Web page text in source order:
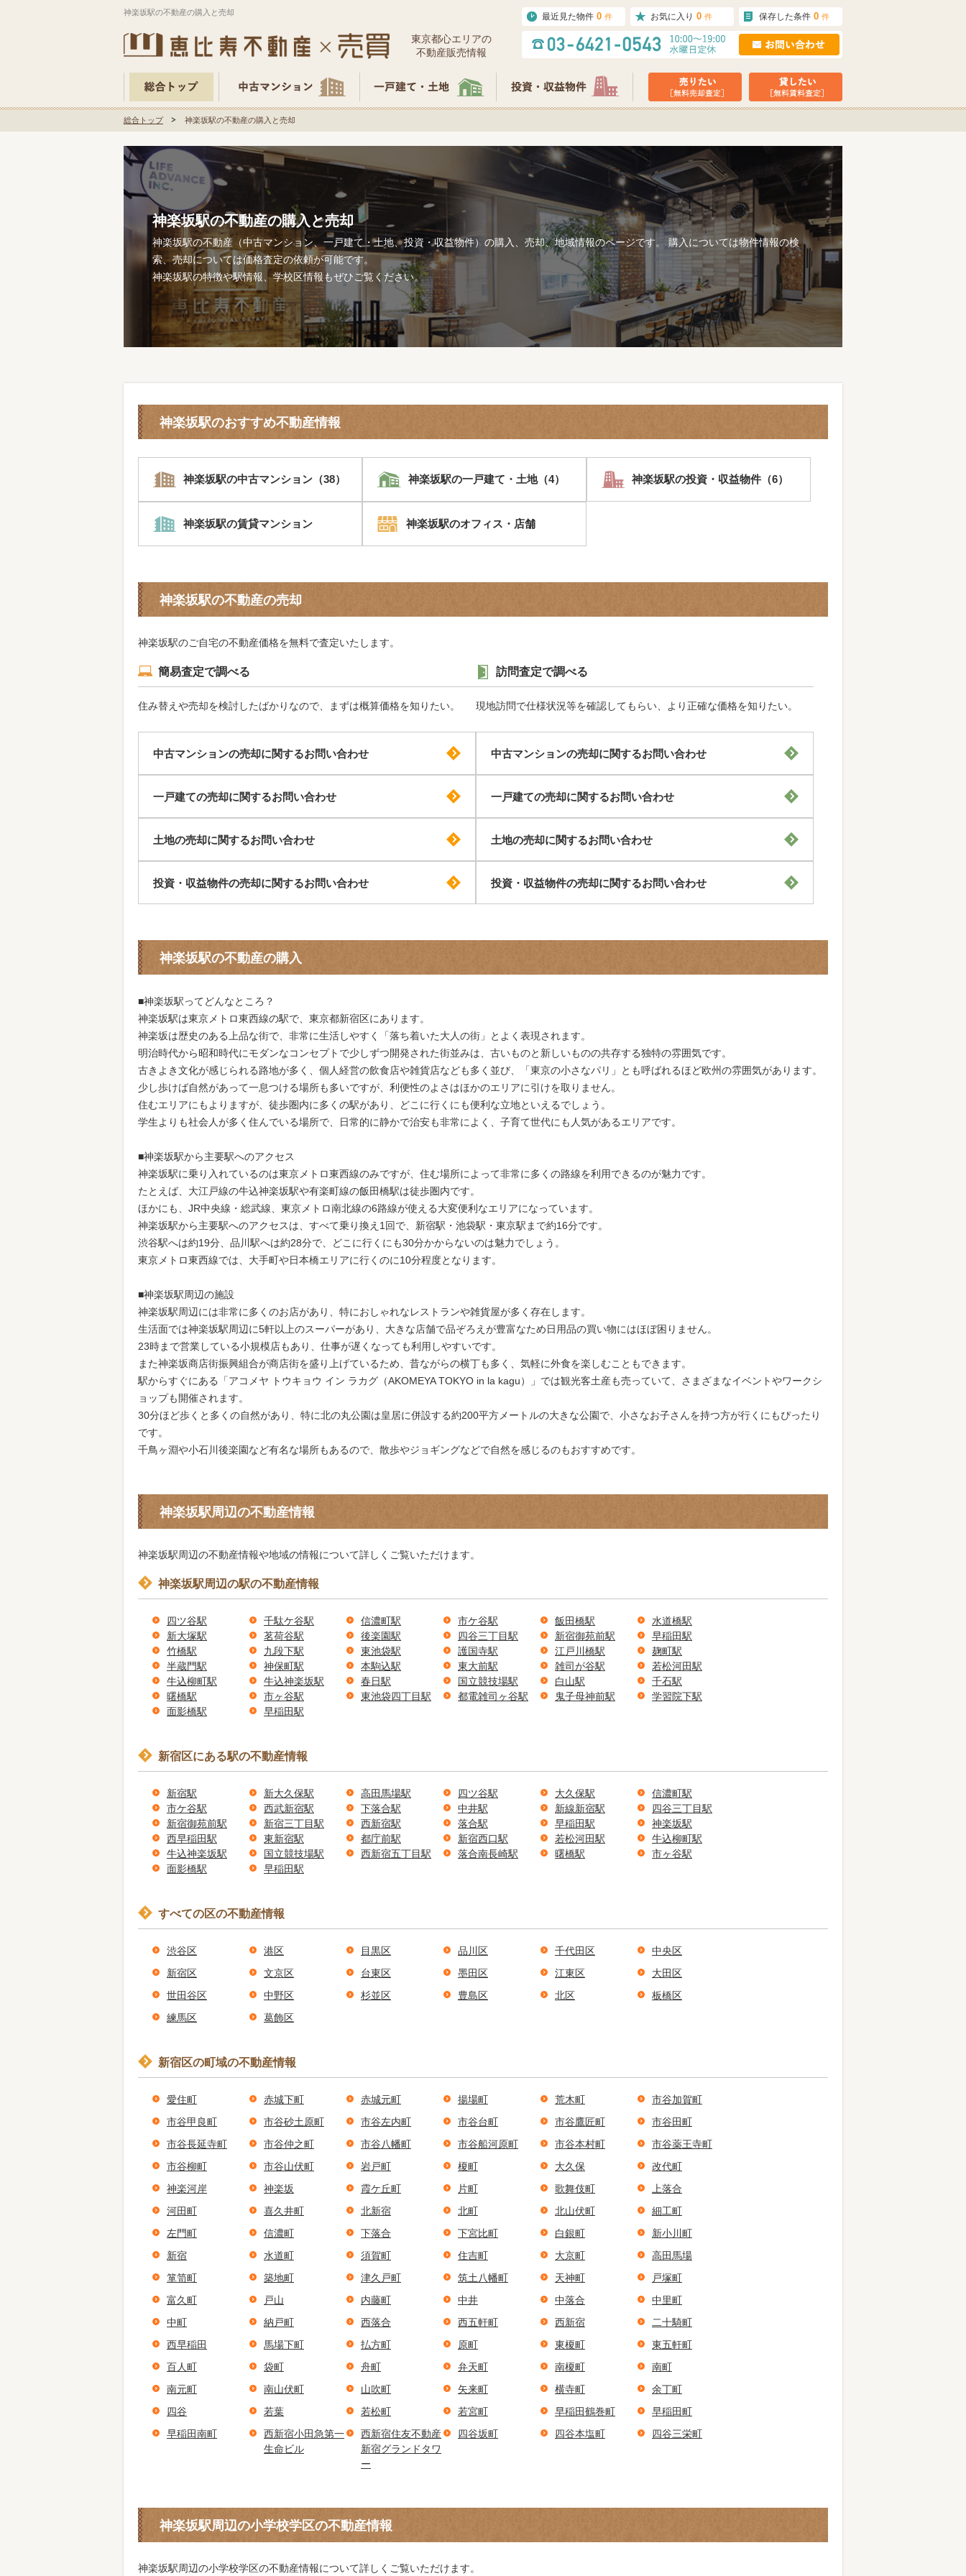
神楽坂駅の不動産の購入と売却
東京都⼼エリアの
不動産販売情報
最近見た物件 0 件 お気に入り 0 件 保存した条件 0 件
総合トップ 神楽坂駅の不動産の購入と売却
神楽坂駅の不動産の購入と売却
神楽坂駅の不動産（中古マンション、一戸建て・土地、投資・収益物件）の購入、売却、地域情報のページです。 購入については物件情報の検
索、売却については価格査定の依頼が可能です。
神楽坂駅の特徴や駅情報、学校区情報もぜひご覧ください。
神楽坂駅のおすすめ不動産情報
神楽坂駅の中古マンション（38） 神楽坂駅の一戸建て・土地（4） 神楽坂駅の投資・収益物件（6）
神楽坂駅の賃貸マンション 神楽坂駅のオフィス・店舗
神楽坂駅の不動産の売却
神楽坂駅のご自宅の不動産価格を無料で査定いたします。
簡易査定で調べる
住み替えや売却を検討したばかりなので、まずは概算価格を知りたい。
中古マンションの売却に関するお問い合わせ
一戸建ての売却に関するお問い合わせ
土地の売却に関するお問い合わせ
投資・収益物件の売却に関するお問い合わせ
訪問査定で調べる
現地訪問で仕様状況等を確認してもらい、より正確な価格を知りたい。
中古マンションの売却に関するお問い合わせ
一戸建ての売却に関するお問い合わせ
土地の売却に関するお問い合わせ
投資・収益物件の売却に関するお問い合わせ
神楽坂駅の不動産の購入
■神楽坂駅ってどんなところ？
神楽坂駅は東京メトロ東西線の駅で、東京都新宿区にあります。
神楽坂は歴史のある上品な街で、非常に生活しやすく「落ち着いた大人の街」とよく表現されます。
明治時代から昭和時代にモダンなコンセプトで少しずつ開発された街並みは、古いものと新しいものの共存する独特の雰囲気です。
古きよき文化が感じられる路地が多く、個人経営の飲食店や雑貨店なども多く並び、「東京の小さなパリ」とも呼ばれるほど欧州の雰囲気があります。
少し歩けば自然があって一息つける場所も多いですが、利便性のよさはほかのエリアに引けを取りません。
住むエリアにもよりますが、徒歩圏内に多くの駅があり、どこに行くにも便利な立地といえるでしょう。
学生よりも社会人が多く住んでいる場所で、日常的に静かで治安も非常によく、子育て世代にも人気があるエリアです。
■神楽坂駅から主要駅へのアクセス
神楽坂駅に乗り入れているのは東京メトロ東西線のみですが、住む場所によって非常に多くの路線を利用できるのが魅力です。
たとえば、大江戸線の牛込神楽坂駅や有楽町線の飯田橋駅は徒歩圏内です。
ほかにも、JR中央線・総武線、東京メトロ南北線の6路線が使える大変便利なエリアになっています。
神楽坂駅から主要駅へのアクセスは、すべて乗り換え1回で、新宿駅・池袋駅・東京駅まで約16分です。
渋谷駅へは約19分、品川駅へは約28分で、どこに行くにも30分かからないのは魅力でしょう。
東京メトロ東西線では、大手町や日本橋エリアに行くのに10分程度となります。
■神楽坂駅周辺の施設
神楽坂駅周辺には非常に多くのお店があり、特におしゃれなレストランや雑貨屋が多く存在します。
生活面では神楽坂駅周辺に5軒以上のスーパーがあり、大きな店舗で品ぞろえが豊富なため日用品の買い物にはほぼ困りません。
23時まで営業している小規模店もあり、仕事が遅くなっても利用しやすいです。
また神楽坂商店街振興組合が商店街を盛り上げているため、昔ながらの横丁も多く、気軽に外食を楽しむこともできます。
駅からすぐにある「アコメヤ トウキョウ イン ラカグ（AKOMEYA TOKYO in la kagu）」では観光客土産も売っていて、さまざまなイベントやワークシ
ョップも開催されます。
30分ほど歩くと多くの自然があり、特に北の丸公園は皇居に併設する約200平方メートルの大きな公園で、小さなお子さんを持つ方が行くにもぴったり
です。
千鳥ヶ淵や小石川後楽園など有名な場所もあるので、散歩やジョギングなどで自然を感じるのもおすすめです。
神楽坂駅周辺の不動産情報
神楽坂駅周辺の不動産情報や地域の情報について詳しくご覧いただけます。
神楽坂駅周辺の駅の不動産情報
四ツ谷駅 千駄ケ谷駅 信濃町駅 市ケ谷駅 飯田橋駅
水道橋駅
新大塚駅
茗荷谷駅 後楽園駅 四谷三丁目駅 新宿御苑前駅
早稲田駅
竹橋駅
九段下駅 東池袋駅 護国寺駅 江戸川橋駅
麹町駅
半蔵門駅
神保町駅 本駒込駅 東大前駅 雑司が谷駅
若松河田駅
牛込柳町駅
牛込神楽坂駅 春日駅 国立競技場駅 白山駅
千石駅
曙橋駅
市ヶ谷駅 東池袋四丁目駅 都電雑司ヶ谷駅 鬼子母神前駅
学習院下駅
面影橋駅
早稲田駅
新宿区にある駅の不動産情報
新宿駅 新大久保駅 高田馬場駅 四ツ谷駅 大久保駅
信濃町駅
市ケ谷駅
西武新宿駅 下落合駅 中井駅 新線新宿駅
四谷三丁目駅
新宿御苑前駅
新宿三丁目駅 西新宿駅 落合駅 早稲田駅
神楽坂駅
西早稲田駅
東新宿駅 都庁前駅 新宿西口駅 若松河田駅
牛込柳町駅
牛込神楽坂駅
国立競技場駅 西新宿五丁目駅 落合南長崎駅 曙橋駅
市ヶ谷駅
面影橋駅
早稲田駅
すべての区の不動産情報
渋谷区 港区 目黒区 品川区 千代田区
中央区
新宿区
文京区 台東区 墨田区 江東区
大田区
世田谷区
中野区 杉並区 豊島区 北区
板橋区
練馬区
葛飾区
新宿区の町域の不動産情報
愛住町 赤城下町 赤城元町 揚場町 荒木町
市谷加賀町
市谷甲良町
市谷砂土原町 市谷左内町 市谷台町 市谷鷹匠町
市谷田町
市谷長延寺町
市谷仲之町 市谷八幡町 市谷船河原町 市谷本村町
市谷薬王寺町
市谷柳町
市谷山伏町 岩戸町 榎町 大久保
改代町
神楽河岸
神楽坂 霞ケ丘町 片町 歌舞伎町
上落合
河田町
喜久井町 北新宿 北町 北山伏町
細工町
左門町
信濃町 下落合 下宮比町 白銀町
新小川町
新宿
水道町 須賀町 住吉町 大京町
高田馬場
箪笥町
築地町 津久戸町 筑土八幡町 天神町
戸塚町
富久町
戸山 内藤町 中井 中落合
中里町
中町
納戸町 西落合 西五軒町 西新宿
二十騎町
西早稲田
馬場下町 払方町 原町 東榎町
東五軒町
百人町
袋町 舟町 弁天町 南榎町
南町
南元町
南山伏町 山吹町 矢来町 横寺町
余丁町
四谷
若葉 若松町 若宮町 早稲田鶴巻町
早稲田町
早稲田南町
西新宿小田急第一
生命ビル
西新宿住友不動産
新宿グランドタワ
ー
四谷坂町 四谷本塩町 四谷三栄町
神楽坂駅周辺の小学校学区の不動産情報
神楽坂駅周辺の小学校学区の不動産情報について詳しくご覧いただけます。